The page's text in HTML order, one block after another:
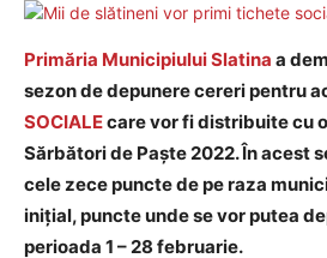
Primăria Municipiului Slatina a
sezon de depunere cereri pentru
SOCIALEcare vor fi distribuite cu
Sărbători de Paște 2022. În acest
cele zece puncte de pe raza
inițial, puncte unde se vor putea
perioada 1 – 28 februarie.